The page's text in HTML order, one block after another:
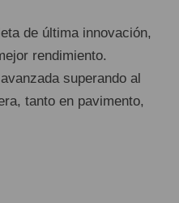
de última innovación,
rendimiento.
superando al
tanto en pavimento,